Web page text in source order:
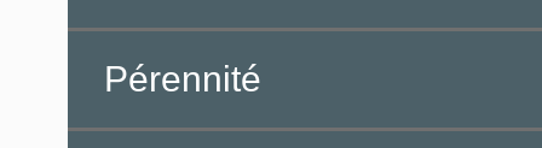
Pérennité